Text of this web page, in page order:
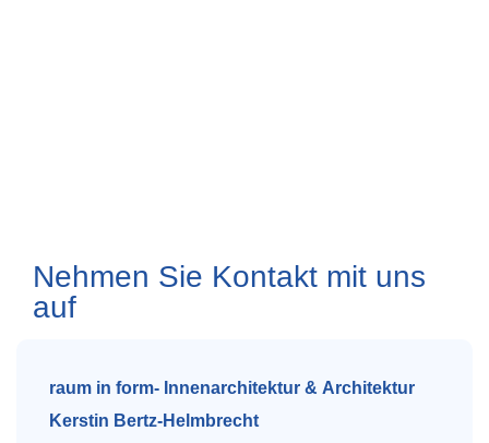
raum in form- Innenarchitektur & Architektur
Kerstin Bertz-Helmbrecht
Nehmen Sie Kontakt mit uns
auf